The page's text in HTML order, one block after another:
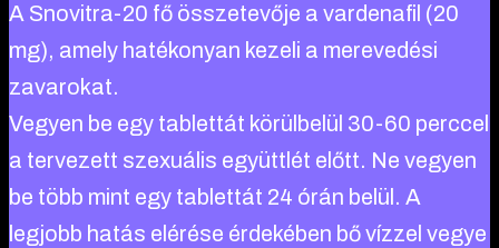
A Snovitra-20 fő összetevője a vardenafil (20
mg), amely hatékonyan kezeli a merevedési
zavarokat.
Vegyen be egy tablettát körülbelül 30-60 perccel
a tervezett szexuális együttlét előtt. Ne vegyen
be több mint egy tablettát 24 órán belül. A
legjobb hatás elérése érdekében bő vízzel vegye